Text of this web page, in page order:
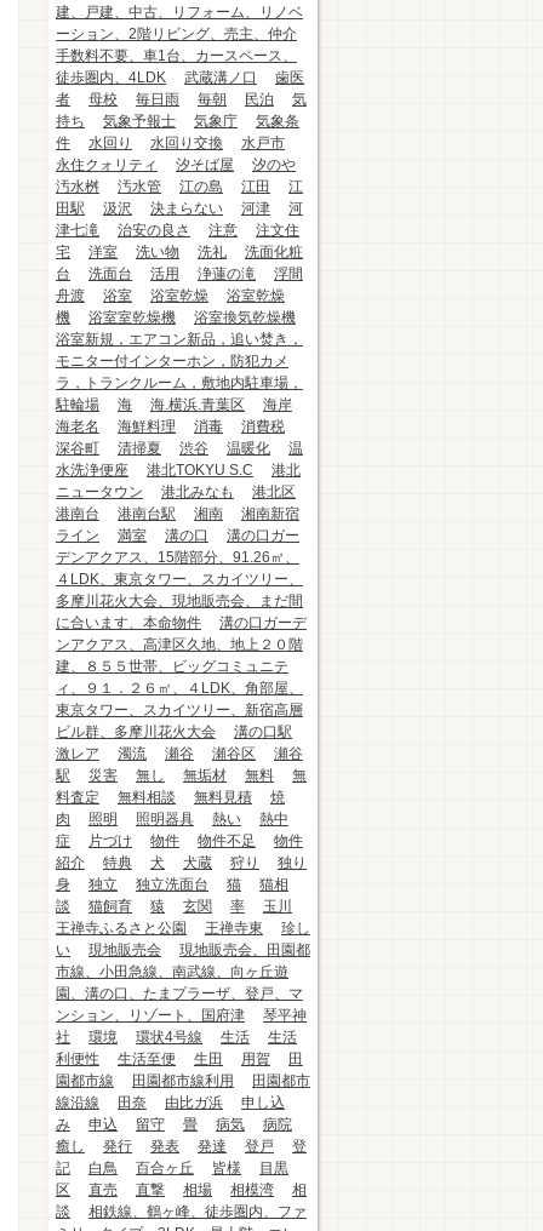
建、戸建、中古、リフォーム、リノベ
ーション、2階リビング、売主、仲介
手数料不要、車1台、カースペース、
徒歩圏内、4LDK
武蔵溝ノ口
歯医
者
母校 毎日雨 毎朝 民泊
気
持ち
気象予報士 気象庁
気象条
件
水回り 水回り交換
水戸市
永住クォリティ
汐そば屋
汐のや
汚水桝
汚水管 江の島 江田
江
田駅
汲沢 決まらない 河津
河
津七滝
治安の良さ 注意
注文住
宅
洋室 洗い物 洗礼
洗面化粧
台
洗面台 活用 浄蓮の滝
浮間
舟渡
浴室 浴室乾燥
浴室乾燥
機
浴室室乾燥機
浴室換気乾燥機
浴室新規，エアコン新品，追い焚き，
モニター付インターホン，防犯カメ
ラ，トランクルーム，敷地内駐車場，
駐輪場
海 海.横浜.青葉区
海岸
海老名
海鮮料理 消毒
消費税
深谷町
清掃夏 渋谷 温暖化
温
水洗浄便座
港北TOKYU S.C
港北
ニュータウン
港北みなも
港北区
港南台
港南台駅 湘南
湘南新宿
ライン
満室 溝の口
溝の口ガー
デンアクアス、15階部分、91.26㎡、
４LDK、東京タワー、スカイツリー、
多摩川花火大会、現地販売会、まだ間
に合います、本命物件
溝の口ガーデ
ンアクアス、高津区久地、地上２０階
建、８５５世帯、ビッグコミュニテ
ィ、９１．２６㎡、４LDK、角部屋、
東京タワー、スカイツリー、新宿高層
ビル群、多摩川花火大会
溝の口駅
激レア
濁流 瀬谷 瀬谷区
瀬谷
駅
災害 無し 無垢材 無料
無
料査定
無料相談 無料見積
焼
肉
照明 照明器具 熱い
熱中
症
片づけ 物件 物件不足
物件
紹介
特典 犬 犬蔵 狩り
独り
身
独立 独立洗面台 猫
猫相
談
猫飼育 猿 玄関 率
玉川
王禅寺ふるさと公園
王禅寺東
珍し
い
現地販売会
現地販売会、田園都
市線、小田急線、南武線、向ヶ丘遊
園、溝の口、たまプラーザ、登戸、マ
ンション、リゾート、国府津
琴平神
社
環境 環状4号線 生活
生活
利便性
生活至便 生田 用賀
田
園都市線
田園都市線利用
田園都市
線沿線
田奈 由比ガ浜
申し込
み
申込 留守 畳 病気
病院
癒し
発行 発表 発達 登戸
登
記
白鳥 百合ヶ丘 皆様
目黒
区
直売 直撃 相場 相模湾
相
談
相鉄線、鶴ヶ峰、徒歩圏内、ファ